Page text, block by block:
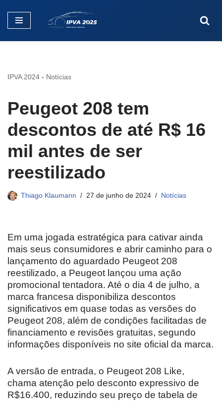
Pular
IPVA 2024 - Notícias
Peugeot 208 tem
descontos de até R$ 16
mil antes de ser
reestilizado
Thiago Klaumann 27 de junho de 2024 Notícias
Em uma jogada estratégica para cativar ainda
mais seus consumidores e abrir caminho para o
lançamento do aguardado Peugeot 208
reestilizado, a Peugeot lançou uma ação
promocional tentadora. Até o dia 4 de julho, a
marca francesa disponibiliza descontos
significativos em quase todas as versões do
Peugeot 208, além de condições facilitadas de
financiamento e revisões gratuitas, segundo
informações disponíveis no site oficial da marca.
A versão de entrada, o Peugeot 208 Like,
chama atenção pelo desconto expressivo de
R$16.400, reduzindo seu preço de tabela de